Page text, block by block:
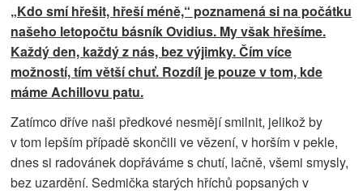
„Kdo smí hřešit, hřeší méně,“ poznamená si na počátku
našeho letopočtu básník Ovidius. My však hřešíme.
Každý den, každý z nás, bez výjimky. Čím více
možností, tím větší chuť. Rozdíl je pouze v tom, kde
máme Achillovu patu.
Zatímco dříve naši předkové nesmějí smilnit, jelikož by
v tom lepším případě skončili ve vězení, v horším v pekle,
dnes si radovánek dopřáváme s chutí, lačně, všemi smysly,
bez uzardění. Sedmička starých hříchů popsaných v